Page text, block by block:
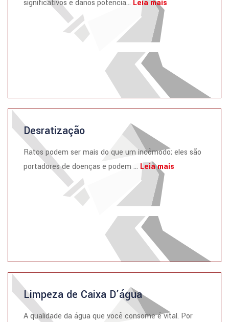
significativos e danos potencia... Leia mais
Desratização
Ratos podem ser mais do que um incômodo; eles são
portadores de doenças e podem ... Leia mais
Limpeza de Caixa D’água
A qualidade da água que você consome é vital. Por